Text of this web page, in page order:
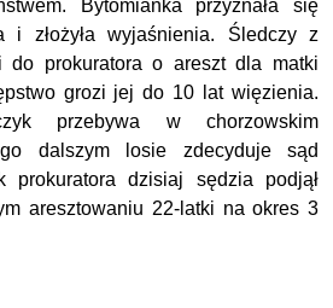
Bytomianka przyznała się
i złożyła wyjaśnienia. Śledczy z
do prokuratora o areszt dla matki
grozi jej do 10 lat więzienia.
przebywa w chorzowskim
dalszym losie zdecyduje sąd
prokuratora dzisiaj sędzia podjął
aresztowaniu 22-latki na okres 3